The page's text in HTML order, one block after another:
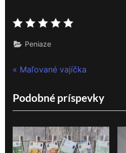
Peniaze
Navigace
pro
příspěvek
P
e
v
i
o
Maľované vajíčka
Podobné príspevky